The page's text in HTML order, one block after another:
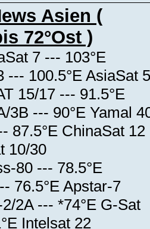
Asien (
72°Ost )
7 --- 103°E
--- 100.5°E AsiaSat 5
15/17 --- 91.5°E
3B --- 90°E Yamal
87.5°E ChinaSat 12
10/30
80 --- 78.5°E
76.5°E Apstar-7
2A --- *74°E G-Sat
Intelsat 22